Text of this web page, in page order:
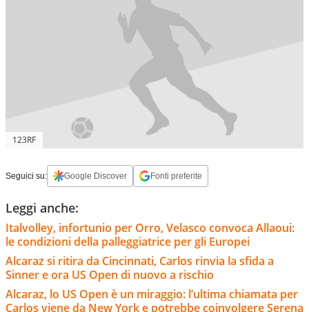
123RF
Seguici su: Google Discover Fonti preferite
Leggi anche:
Italvolley, infortunio per Orro, Velasco convoca Allaoui:
le condizioni della palleggiatrice per gli Europei
Alcaraz si ritira da Cincinnati, Carlos rinvia la sfida a
Sinner e ora US Open di nuovo a rischio
Alcaraz, lo US Open è un miraggio: l’ultima chiamata per
Carlos viene da New York e potrebbe coinvolgere Serena